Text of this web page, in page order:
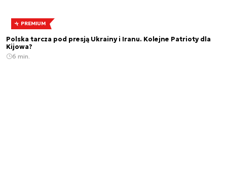
PREMIUM
Polska tarcza pod presją Ukrainy i Iranu. Kolejne Patrioty dla
Kijowa?
6 min.